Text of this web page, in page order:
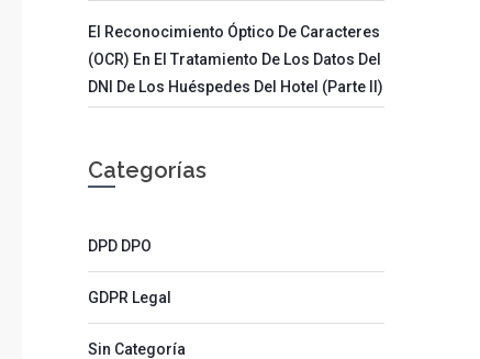
El Reconocimiento Óptico De Caracteres
(OCR) En El Tratamiento De Los Datos Del
DNI De Los Huéspedes Del Hotel (parte II)
Categorías
DPD DPO
GDPR Legal
Sin Categoría